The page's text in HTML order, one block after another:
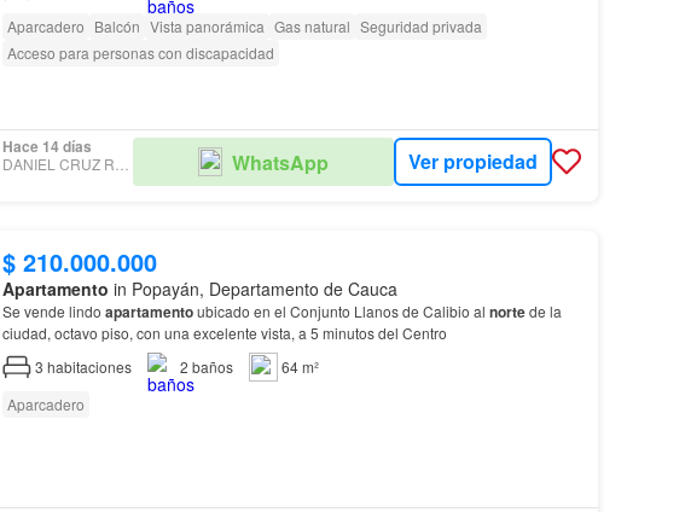
Aparcadero Balcón Vista panorámica Gas natural Seguridad privada
Acceso para personas con discapacidad
Hace 14 días
WhatsApp Ver propiedad
$ 210.000.000
Apartamento in Popayán, Departamento de Cauca
Se vende lindo apartamentoubicado en el Conjunto Llanos de Calibio al nortede la
ciudad, octavo piso, con una excelente vista, a 5 minutos del Centro
3 habitaciones 2 baños
64 m²
Aparcadero